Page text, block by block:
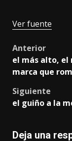
Ver fuente
Post
Anterior
el más alto, el
marca que
Siguiente
el guiño a la
Deja una